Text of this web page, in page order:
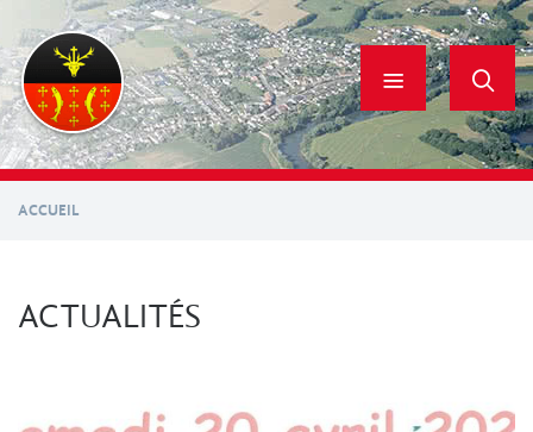
contenu
principal
ACCUEIL
ACTUALITÉS